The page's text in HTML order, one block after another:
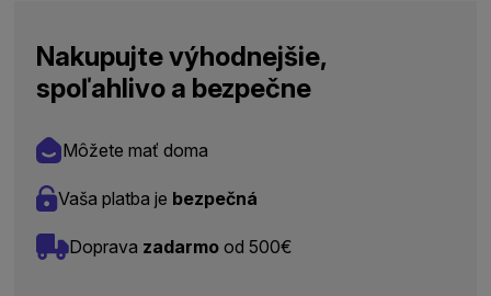
Nakupujte výhodnejšie,
spoľahlivo a bezpečne
Môžete mať doma
Vaša platba je bezpečná
Doprava zadarmo od 500€